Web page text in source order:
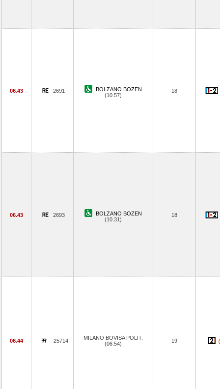
06.43 2691
BOLZANO BOZEN
(10.57)
18
06.43 2693
BOLZANO BOZEN
(10.31)
18
06.44 25714
MILANO BOVISA POLIT.
(06.54)
19